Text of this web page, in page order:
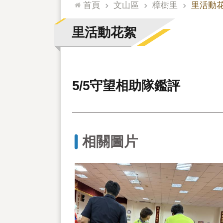
首頁 文山區 樟樹里 里活動
里活動花絮
5/5守望相助隊鑑評
相關圖片